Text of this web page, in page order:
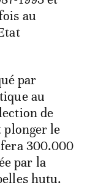
au
par
au
de
plonger le
300.000
par la
hutu.